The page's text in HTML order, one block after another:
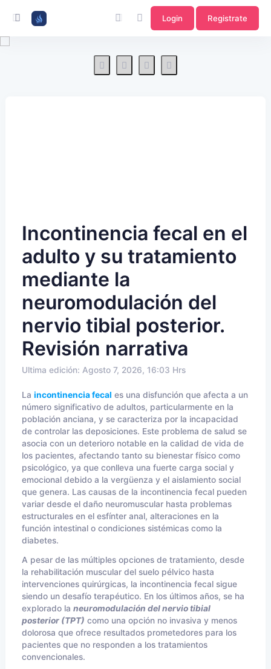
Login Registrate
Incontinencia fecal en el
adulto y su tratamiento
mediante la
neuromodulación del
nervio tibial posterior.
Revisión narrativa
Ultima edición: Agosto 7, 2026, 16:03 Hrs
La incontinencia fecal es una disfunción que afecta a un
número significativo de adultos, particularmente en la
población anciana, y se caracteriza por la incapacidad
de controlar las deposiciones. Este problema de salud se
asocia con un deterioro notable en la calidad de vida de
los pacientes, afectando tanto su bienestar físico como
psicológico, ya que conlleva una fuerte carga social y
emocional debido a la vergüenza y el aislamiento social
que genera. Las causas de la incontinencia fecal pueden
variar desde el daño neuromuscular hasta problemas
estructurales en el esfínter anal, alteraciones en la
función intestinal o condiciones sistémicas como la
diabetes.
A pesar de las múltiples opciones de tratamiento, desde
la rehabilitación muscular del suelo pélvico hasta
intervenciones quirúrgicas, la incontinencia fecal sigue
siendo un desafío terapéutico. En los últimos años, se ha
explorado la neuromodulación del nervio tibial
posterior (TPT) como una opción no invasiva y menos
dolorosa que ofrece resultados prometedores para los
pacientes que no responden a los tratamientos
convencionales.